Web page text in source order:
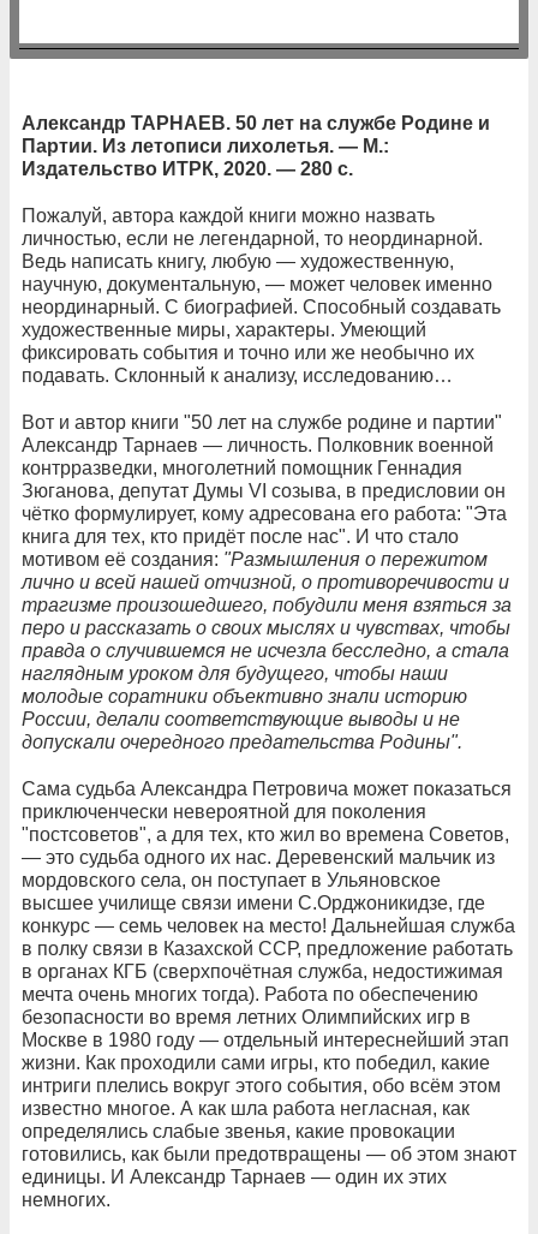
Александр ТАРНАЕВ. 50 лет на службе Родине и
Партии. Из летописи лихолетья. — М.:
Издательство ИТРК, 2020. — 280 с.
Пожалуй, автора каждой книги можно назвать
личностью, если не легендарной, то неординарной.
Ведь написать книгу, любую — художественную,
научную, документальную, — может человек именно
неординарный. С биографией. Способный создавать
художественные миры, характеры. Умеющий
фиксировать события и точно или же необычно их
подавать. Склонный к анализу, исследованию…
Вот и автор книги "50 лет на службе родине и партии"
Александр Тарнаев — личность. Полковник военной
контрразведки, многолетний помощник Геннадия
Зюганова, депутат Думы VI созыва, в предисловии он
чётко формулирует, кому адресована его работа: "Эта
книга для тех, кто придёт после нас". И что стало
мотивом её создания: "Размышления о пережитом
лично и всей нашей отчизной, о противоречивости и
трагизме произошедшего, побудили меня взяться за
перо и рассказать о своих мыслях и чувствах, чтобы
правда о случившемся не исчезла бесследно, а стала
наглядным уроком для будущего, чтобы наши
молодые соратники объективно знали историю
России, делали соответствующие выводы и не
допускали очередного предательства Родины".
Сама судьба Александра Петровича может показаться
приключенчески невероятной для поколения
"постсоветов", а для тех, кто жил во времена Советов,
— это судьба одного их нас. Деревенский мальчик из
мордовского села, он поступает в Ульяновское
высшее училище связи имени С.Орджоникидзе, где
конкурс — семь человек на место! Дальнейшая служба
в полку связи в Казахской ССР, предложение работать
в органах КГБ (сверхпочётная служба, недостижимая
мечта очень многих тогда). Работа по обеспечению
безопасности во время летних Олимпийских игр в
Москве в 1980 году — отдельный интереснейший этап
жизни. Как проходили сами игры, кто победил, какие
интриги плелись вокруг этого события, обо всём этом
известно многое. А как шла работа негласная, как
определялись слабые звенья, какие провокации
готовились, как были предотвращены — об этом знают
единицы. И Александр Тарнаев — один их этих
немногих.